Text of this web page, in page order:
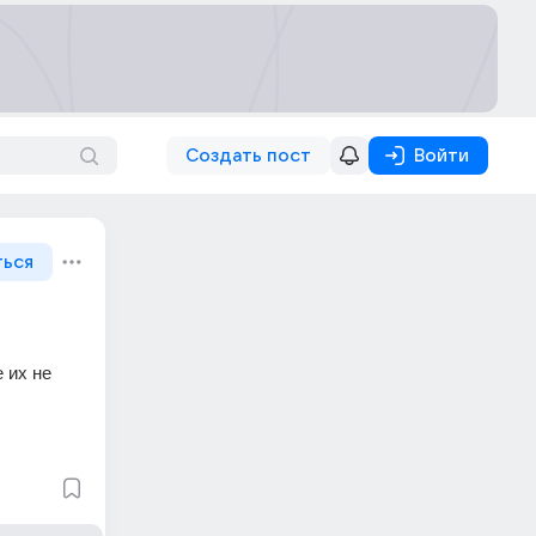
Создать пост Войти
их не